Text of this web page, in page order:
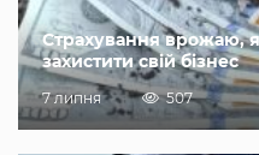
Страхування врожаю,
захистити свій бізнес
7 липня 507